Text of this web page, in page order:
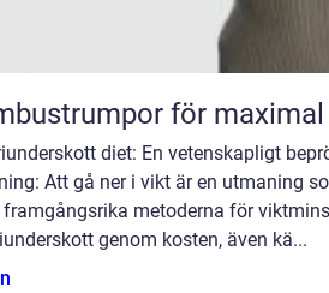
för
diet: En vetenskapligt
Att gå ner i vikt är en utmaning
metoderna för
genom kosten, även kä...